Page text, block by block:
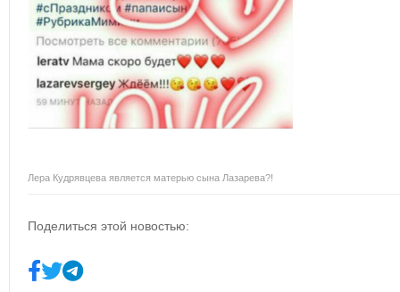
Лера Кудрявцева является матерью сына Лазарева?!
Поделиться этой новостью: